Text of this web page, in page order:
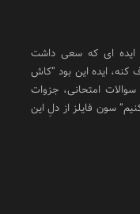
ای که سعی داشت
کنه، ایده این بود “کاش
امتحانی، جزوات
سون فایلز از دلِ این